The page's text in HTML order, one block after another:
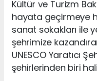
Kültür ve Turizm
hayata geçirmeye
sanat sokakları ile
şehrimize
UNESCO Yaratıcı
şehirlerinden biri